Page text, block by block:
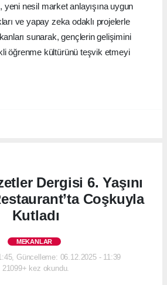
yeni nesil market anlayışına uygun
ve yapay zeka odaklı projelerle
sunarak, gençlerin gelişimini
öğrenme kültürünü teşvik etmeyi
Dergisi 6. Yaşını
Coşkuyla
Kutladı
MEKANLAR
Güncelleme: 06.12.2025 - 11:39
21099+ kez okundu.